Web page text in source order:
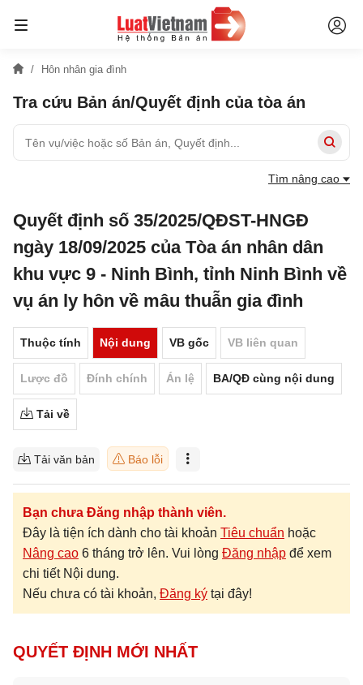
Hôn nhân gia đình
Tra cứu Bản án/Quyết định của tòa án
Tìm nâng cao
Quyết định số 35/2025/QĐST-HNGĐ
ngày 18/09/2025 của Tòa án nhân dân
khu vực 9 - Ninh Bình, tỉnh Ninh Bình về
vụ án ly hôn về mâu thuẫn gia đình
Thuộc tính Nội dung VB gốc VB liên quan
Lược đồ Đính chính Án lệ BA/QĐ cùng nội dung
Tải về
Tải văn bản Báo lỗi
Bạn chưa Đăng nhập thành viên.
Đây là tiện ích dành cho tài khoản Tiêu chuẩn hoặc
Nâng cao 6 tháng trở lên. Vui lòng Đăng nhập để xem
chi tiết Nội dung.
Nếu chưa có tài khoản, Đăng ký tại đây!
QUYẾT ĐỊNH MỚI NHẤT